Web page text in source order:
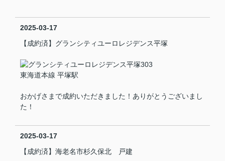
2025-03-17
【成約済】グランシティユーロレジデンス平塚
東海道本線 平塚駅
おかげさまで成約いただきました！ありがとうございまし
た！
2025-03-17
【成約済】海老名市杉久保北 戸建